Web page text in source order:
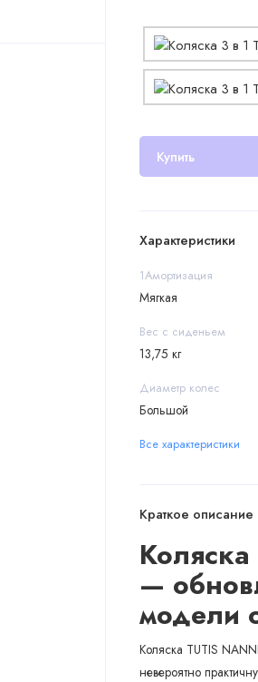
Купить
Характеристики
1Амортизация
Мягкая
Вес с сиденьем
13,75 кг
Диаметр колес
Большой
Все характеристики
Краткое описание
—
модели
Коляска TUTIS
невероятно